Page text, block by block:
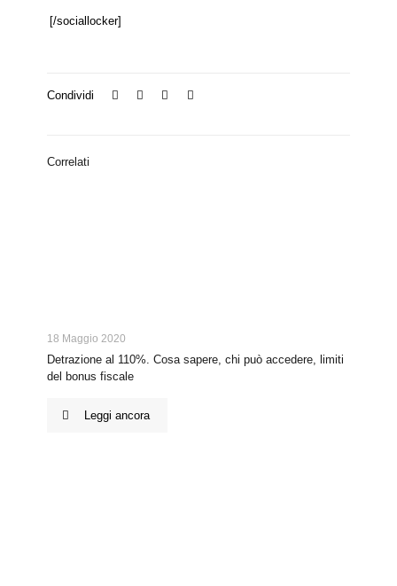
[/sociallocker]
Condividi
Correlati
18 Maggio 2020
Detrazione al 110%. Cosa sapere, chi può accedere, limiti
del bonus fiscale
Leggi ancora